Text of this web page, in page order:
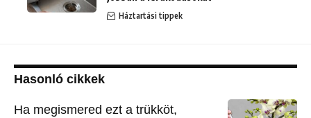
Háztartási tippek
Hasonló cikkek
Ha megismered ezt a trükköt,